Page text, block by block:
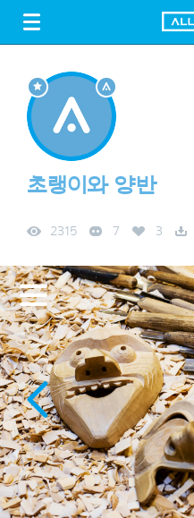
FREE DOWNLOAD
초랭이와 양반
2315 7 3